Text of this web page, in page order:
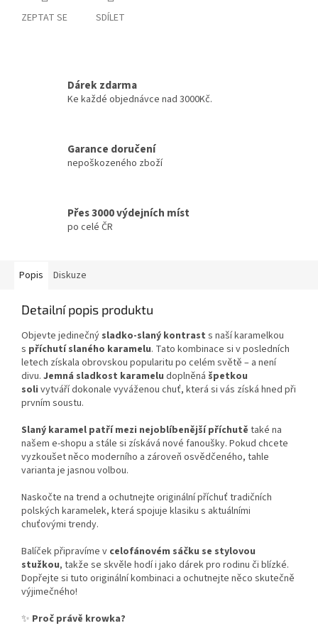
ZEPTAT SE SDÍLET
Dárek zdarma
Ke každé objednávce nad 3000Kč.
Garance doručení
nepoškozeného zboží
Přes 3000 výdejních míst
po celé ČR
Popis Diskuze
Detailní popis produktu
Objevte jedinečný sladko-slaný kontrast s naší karamelkou
s příchutí slaného karamelu. Tato kombinace si v posledních
letech získala obrovskou popularitu po celém světě – a není
divu. Jemná sladkost karamelu doplněná špetkou
soli vytváří dokonale vyváženou chuť, která si vás získá hned při
prvním soustu.
Slaný karamel patří mezi nejoblíbenější příchutě také na
našem e-shopu a stále si získává nové fanoušky. Pokud chcete
vyzkoušet něco moderního a zároveň osvědčeného, tahle
varianta je jasnou volbou.
Naskočte na trend a ochutnejte originální příchuť tradičních
polských karamelek, která spojuje klasiku s aktuálními
chuťovými trendy.
Balíček připravíme v celofánovém sáčku se stylovou
stužkou, takže se skvěle hodí i jako dárek pro rodinu či blízké.
Dopřejte si tuto originální kombinaci a ochutnejte něco skutečně
výjimečného!
✨ Proč právě krowka?